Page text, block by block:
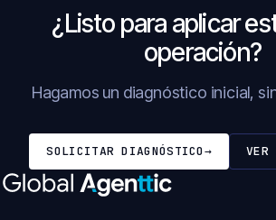
¿Listo para aplicar
operación?
Hagamos un diagnóstico inicial,
SOLICITAR DIAGNÓSTICO→ VER